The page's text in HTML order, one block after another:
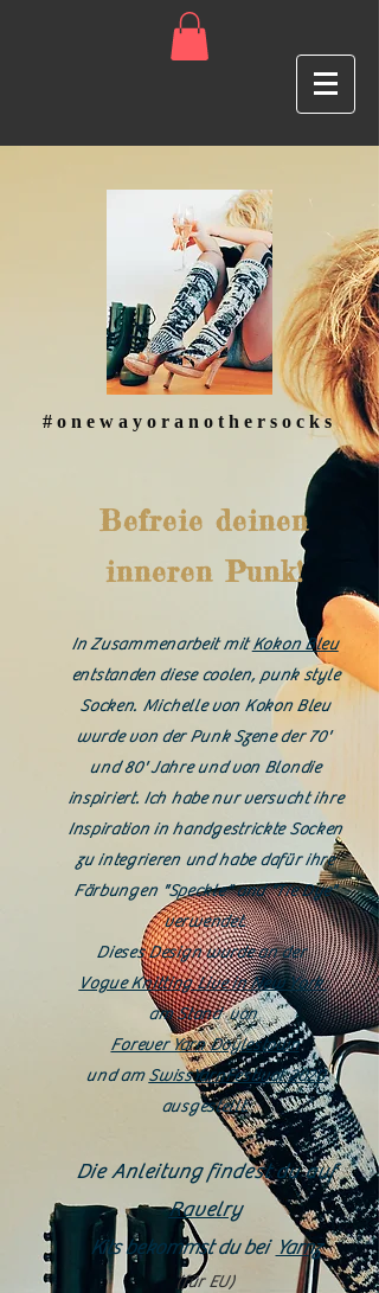
#onewayoranothersocks
Befreie deinen
inneren Punk!
In Zusammenarbeit mitKokon Bleu
entstanden diese coolen, punk style
Socken. Michelle von Kokon Bleu
wurde von der Punk Szene der 70'
und 80' Jahre und von Blondie
inspiriert. Ich habe nur versucht ihre
Inspiration in handgestrickte Socken
zu integrieren und habe dafür ihre
Färbungen "Speckle" and "Tie Dye"
verwendet.
Dieses Design wurde an der
Vogue Knitting Live in New York
am Stand von
Forever Yarn Doylestown
und amSwissYarnFestival 2020
ausgestellt.
Die Anleitung findest du auf
Ravelry
Kits bekommst du bei Yarnz
(für EU)